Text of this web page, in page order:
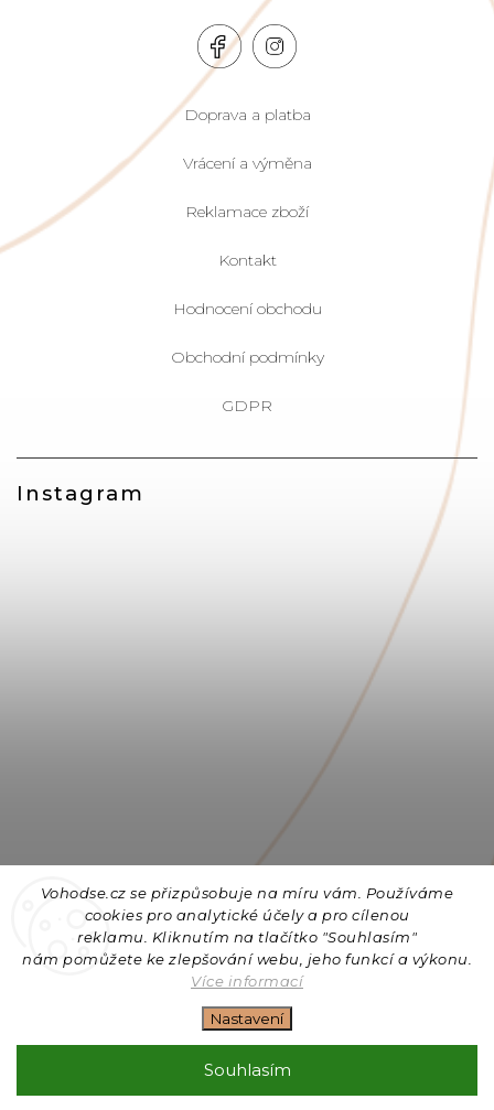
Vohodse.cz se přizpůsobuje na míru vám. Používáme
cookies pro analytické účely a pro cílenou
reklamu. Kliknutím na tlačítko "Souhlasím"
nám pomůžete ke zlepšování webu, jeho funkcí a výkonu.
Více informací
Nastavení
Souhlasím
Instagram
Sledovat na Instagramu
Doprava a platba
Vrácení a výměna
Reklamace zboží
Kontakt
Hodnocení obchodu
Obchodní podmínky
GDPR
Copyright 2026Vohodse.cz. Všechna práva vyhrazena.
Upravit nastavení cookies